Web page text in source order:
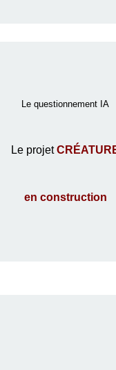
Le questionnement IA
Le projet
en construction